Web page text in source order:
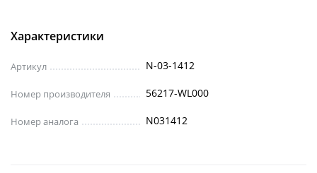
Характеристики
Артикул N-03-1412
Номер производителя 56217-WL000
Номер аналога N031412